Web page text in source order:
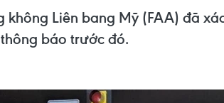
không Liên bang Mỹ (FAA) đã
báo trước đó.